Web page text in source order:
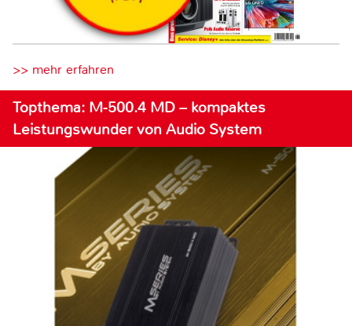
>> mehr erfahren
Topthema: M-500.4 MD – kompaktes
Leistungswunder von Audio System